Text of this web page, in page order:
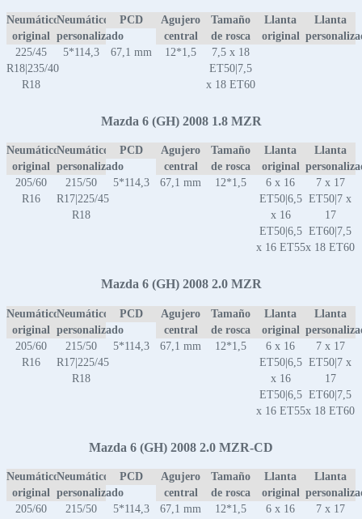
Neumático
original
Neumático
personalizado
PCD
Agujero
central
Tamaño
de rosca
Llanta
original
Llanta
225/45
R18|235/40
R18
5*114,3 67,1 mm 12*1,5
7,5 x 18
ET50|7,5
x 18 ET60
Mazda 6 (GH) 2008 1.8 MZR
Neumático
original
Neumático
personalizado
PCD
Agujero
central
Tamaño
de rosca
Llanta
original
Llanta
205/60
R16
215/50
R17|225/45
R18
5*114,3 67,1 mm 12*1,5
6 x 16
ET50|6,5
x 16
ET50|6,5
x 16 ET55
7 x 17
ET50|7 x
17
ET60|7,5
x 18 ET60
Mazda 6 (GH) 2008 2.0 MZR
Neumático
original
Neumático
personalizado
PCD
Agujero
central
Tamaño
de rosca
Llanta
original
Llanta
205/60
R16
215/50
R17|225/45
R18
5*114,3 67,1 mm 12*1,5
6 x 16
ET50|6,5
x 16
ET50|6,5
x 16 ET55
7 x 17
ET50|7 x
17
ET60|7,5
x 18 ET60
Mazda 6 (GH) 2008 2.0 MZR-CD
Neumático
original
Neumático
personalizado
PCD
Agujero
central
Tamaño
de rosca
Llanta
original
Llanta
205/60
215/50
5*114,3 67,1 mm 12*1,5
6 x 16
7 x 17